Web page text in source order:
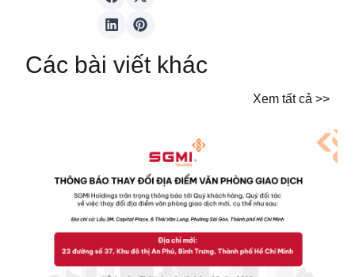
Các bài viết khác
Xem tất cả >>